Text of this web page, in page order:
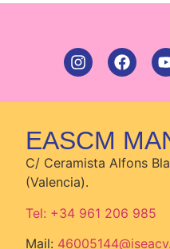
EASCM
C/ Ceramista Alfons
(Valencia).
Tel: +34 961 206 985
Mail: